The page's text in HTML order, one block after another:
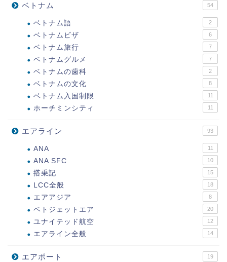
ベトナム 54
ベトナム語 2
ベトナムビザ 6
ベトナム旅行 7
ベトナムグルメ 7
ベトナムの歯科 2
ベトナムの文化 8
ベトナム入国制限 11
ホーチミンシティ 11
エアライン 93
ANA 11
ANA SFC 10
搭乗記 15
LCC全般 18
エアアジア 8
ベトジェットエア 20
ユナイテッド航空 12
エアライン全般 14
エアポート 19